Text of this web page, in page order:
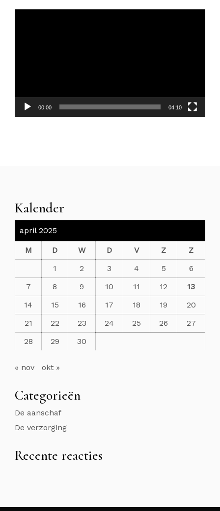
00:00 04:10
Kalender
april 2025
M D W D V Z
Z
1
2 3 4 5
6
7
8 9 10 11 12
13
14
15 16 17 18 19
20
21
22 23 24 25 26
27
28
29 30
« nov okt »
Categorieën
De aanschaf
De verzorging
Recente reacties